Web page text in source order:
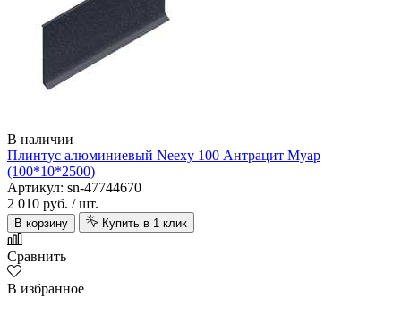
В наличии
Плинтус алюминиевый Neexy 100 Антрацит Муар
(100*10*2500)
Артикул: sn-47744670
2 010 руб. / шт.
В корзину Купить в 1 клик
Сравнить
В избранное